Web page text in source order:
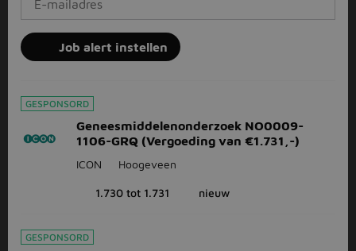
Job alert instellen
GESPONSORD
Geneesmiddelenonderzoek NO0009-
1106-GRQ (Vergoeding van €1.731,-)
ICON Hoogeveen
1.730 tot 1.731 nieuw
GESPONSORD